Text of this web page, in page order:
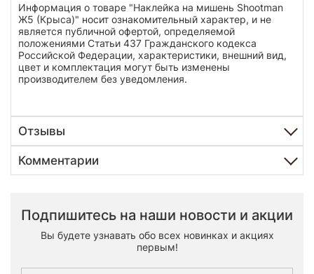
Информация о товаре "Наклейка на мишень Shootman
Ж5 (Крыса)" носит ознакомительный характер, и не
является публичной офертой, определяемой
положениями Статьи 437 Гражданского кодекса
Российской Федерации, характеристики, внешний вид,
цвет и комплектация могут быть изменены
производителем без уведомления.
Отзывы
Комментарии
Подпишитесь на наши новости и акции
Вы будете узнавать обо всех новинках и акциях
первым!